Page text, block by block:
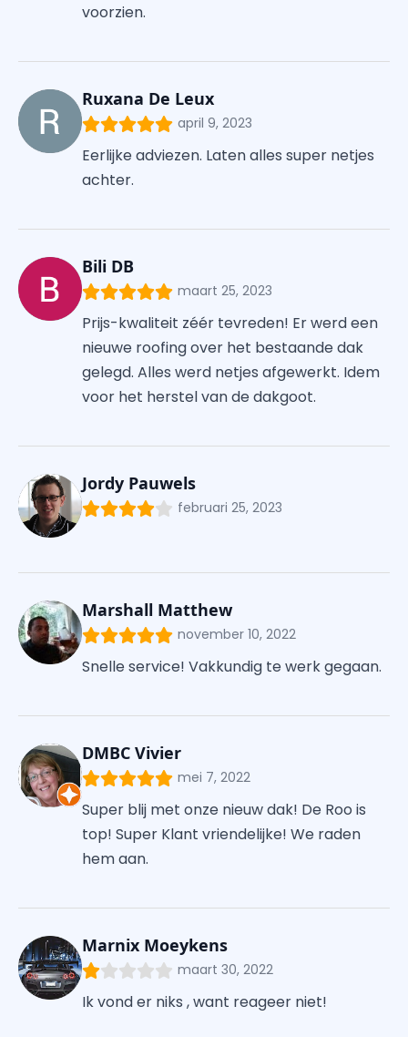
voorzien.
Ruxana De Leux
april 9, 2023
Eerlijke adviezen. Laten alles super netjes
achter.
Bili DB
maart 25, 2023
Prijs-kwaliteit zéér tevreden! Er werd een
nieuwe roofing over het bestaande dak
gelegd. Alles werd netjes afgewerkt. Idem
voor het herstel van de dakgoot.
Jordy Pauwels
februari 25, 2023
Marshall Matthew
november 10, 2022
Snelle service! Vakkundig te werk gegaan.
DMBC Vivier
mei 7, 2022
Super blij met onze nieuw dak! De Roo is
top! Super Klant vriendelijke! We raden
hem aan.
Marnix Moeykens
maart 30, 2022
Ik vond er niks , want reageer niet!